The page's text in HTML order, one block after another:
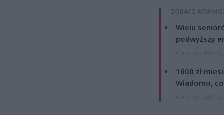
ZOBACZ
Wielu
podwyższy
1600 zł
Wiadomo,